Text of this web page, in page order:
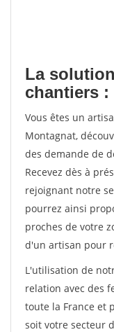
La
chantiers :
Vous êtes un
Montagnat,
des demande de
Recevez dès à
rejoignant notre
pourrez ainsi
proches de votre
d'un artisan pour
L'utilisation de
relation avec des
toute la France et
soit votre secteur